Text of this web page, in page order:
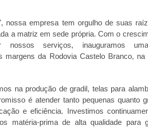
nossa empresa tem orgulho de suas
a matriz em sede própria. Com o
nossos serviços, inauguramos
margens da Rodovia Castelo Branco, na
na produção de gradil, telas para
é atender tanto pequenas quanto
e eficiência. Investimos
matéria-prima de alta qualidade para